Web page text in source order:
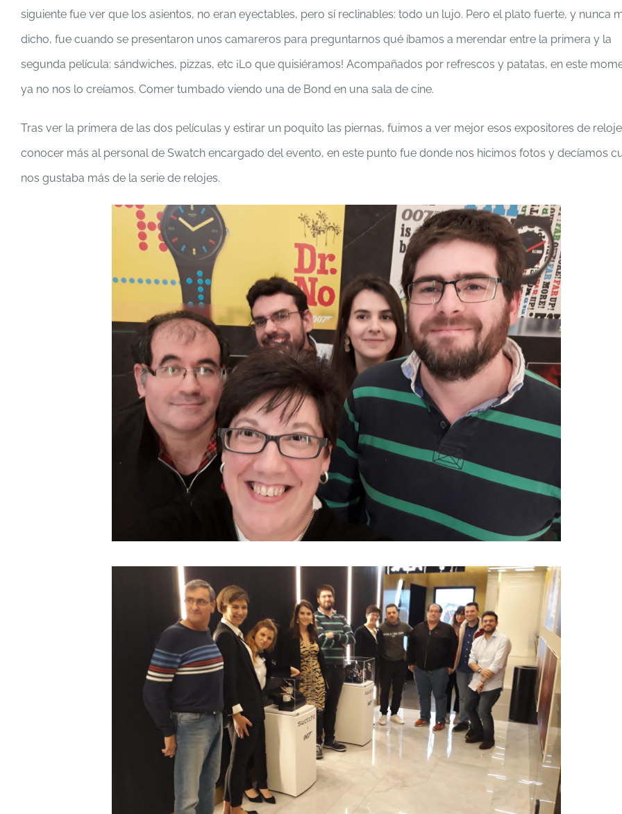
siguiente fue ver que los asientos, no eran eyectables, pero sí reclinables: todo un lujo. Pero el plato fuerte, y nunca
dicho, fue cuando se presentaron unos camareros para preguntarnos qué íbamos a merendar entre la primera y la
segunda película: sándwiches, pizzas, etc ¡Lo que quisiéramos! Acompañados por refrescos y patatas, en este
ya no nos lo creíamos. Comer tumbado viendo una de Bond en una sala de cine.
Tras ver la primera de las dos películas y estirar un poquito las piernas, fuimos a ver mejor esos expositores de
conocer más al personal de Swatch encargado del evento, en este punto fue donde nos hicimos fotos y decíamos
nos gustaba más de la serie de relojes.